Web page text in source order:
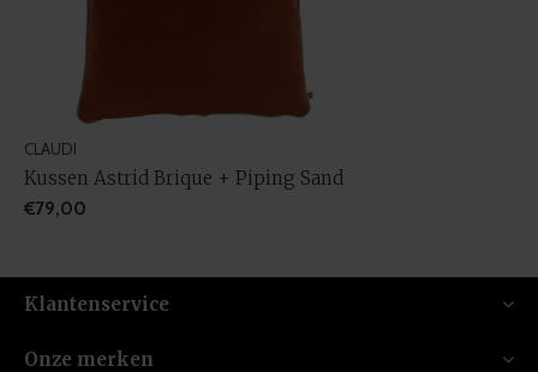
CLAUDI
Kussen Astrid Brique + Piping Sand
€79,00
Klantenservice
Onze merken